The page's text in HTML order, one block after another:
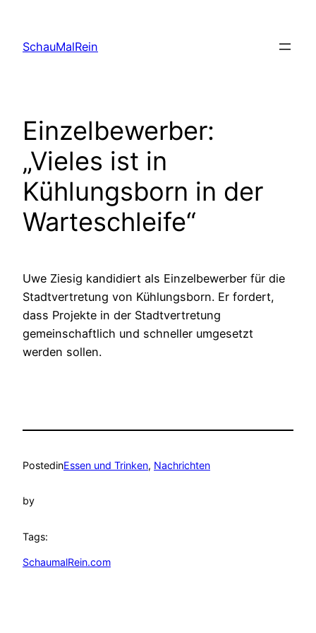
content
SchauMalRein
Einzelbewerber:
„Vieles ist in
Kühlungsborn in der
Warteschleife“
Uwe Ziesig kandidiert als Einzelbewerber für die
Stadtvertretung von Kühlungsborn. Er fordert,
dass Projekte in der Stadtvertretung
gemeinschaftlich und schneller umgesetzt
werden sollen.
PostedinEssen und Trinken, Nachrichten
by
Tags:
SchaumalRein.com